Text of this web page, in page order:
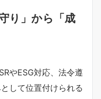
り」から「成
やESG対応、法令遵
して位置付けられる